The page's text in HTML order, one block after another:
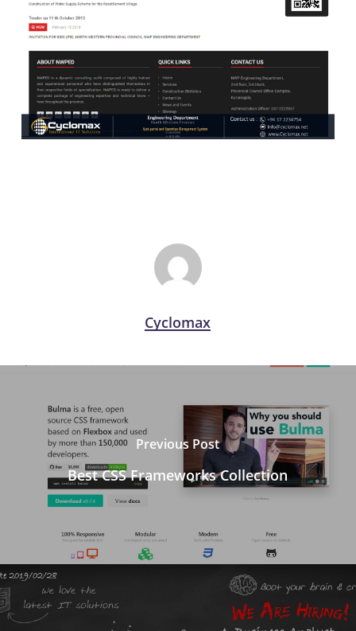
Cyclomax
Previous Post
Best CSS Frameworks Collection